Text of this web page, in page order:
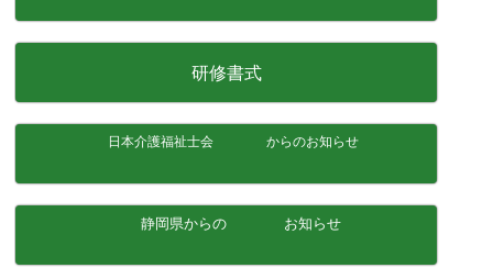
研修書式
日本介護福祉士会 からのお知らせ
静岡県からの お知らせ